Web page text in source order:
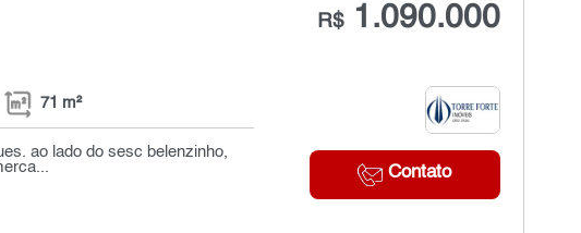
R$1.090.000
Contato
71 m²
ao lado do sesc belenzinho,